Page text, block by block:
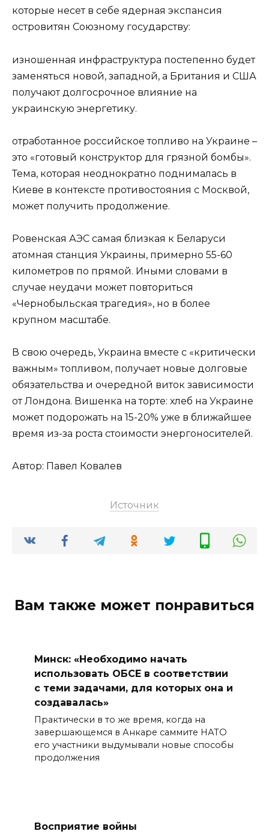
которые несет в себе ядерная экспансия
островитян Союзному государству:
изношенная инфраструктура постепенно будет
заменяться новой, западной, а Британия и США
получают долгосрочное влияние на
украинскую энергетику.
отработанное российское топливо на Украине –
это «готовый конструктор для грязной бомбы».
Тема, которая неоднократно поднималась в
Киеве в контексте противостояния с Москвой,
может получить продолжение.
Ровенская АЭС самая близкая к Беларуси
атомная станция Украины, примерно 55-60
километров по прямой. Иными словами в
случае неудачи может повториться
«Чернобыльская трагедия», но в более
крупном масштабе.
В свою очередь, Украина вместе с «критически
важным» топливом, получает новые долговые
обязательства и очередной виток зависимости
от Лондона. Вишенка на торте: хлеб на Украине
может подорожать на 15-20% уже в ближайшее
время из-за роста стоимости энергоносителей.
Автор: Павел Ковалев
Источник
Вам также может понравиться
Минск: «Необходимо начать
использовать ОБСЕ в соответствии
с теми задачами, для которых она и
создавалась»
Практически в то же время, когда на
завершающемся в Анкаре саммите НАТО
его участники выдумывали новые способы
продолжения
Восприятие войны